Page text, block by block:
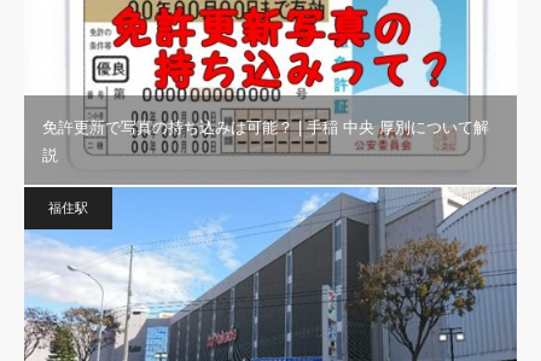
免許更新で写真の持ち込みは可能？ | 手稲 中央 厚別について解
説
福住駅